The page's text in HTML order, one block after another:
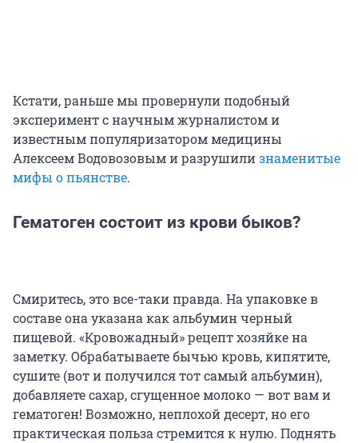
Кстати, раньше мы провернули подобный
эксперимент с научным журналистом и
известным популяризатором медицины
Алексеем Водовозовым и разрушилизнаменитые
мифы о пьянстве.
Гематоген состоит из крови быков?
Смиритесь, это все-таки правда. На упаковке в
составе она указана как альбумин черный
пищевой. «Кровожадный» рецепт хозяйке на
заметку. Обрабатываете бычью кровь, кипятите,
сушите (вот и получился тот самый альбумин),
добавляете сахар, сгущенное молоко — вот вам и
гематоген! Возможно, неплохой десерт, но его
практическая польза стремится к нулю. Поднять